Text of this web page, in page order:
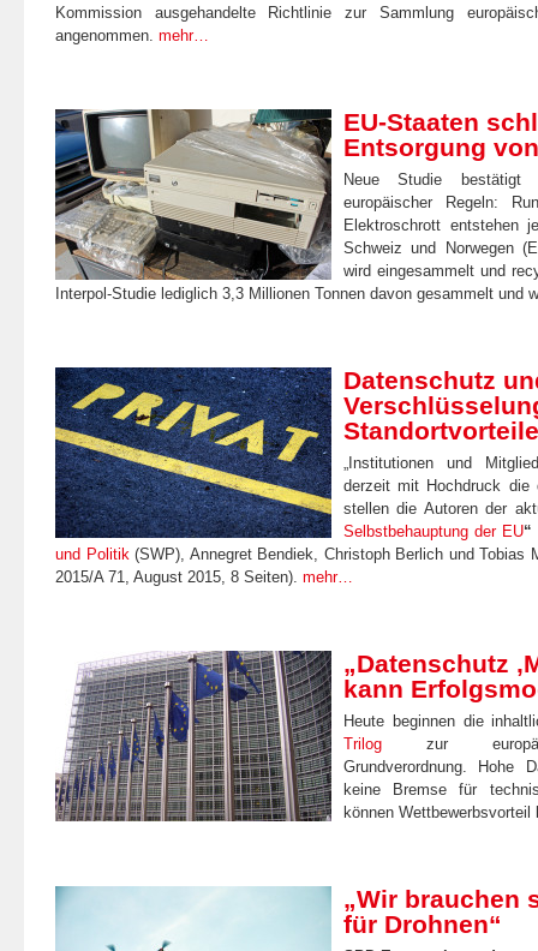
Kommission ausgehandelte Richtlinie zur Sammlung
angenommen. mehr…
EU-Staaten
Entsorgung
Neue Studie bestätigt
europäischer Regeln:
Elektroschrott entstehen
Schweiz und Norwegen
wird eingesammelt und
Interpol-Studie lediglich 3,3 Millionen Tonnen davon gesammelt und
Datenschutz
Standortvorteile
„Institutionen und
derzeit mit Hochdruck die
stellen die Autoren der
Selbstbehauptung der EU“
und Politik(SWP), Annegret Bendiek, Christoph Berlich und Tobias
2015/A 71, August 2015, 8 Seiten). mehr…
„Datenschutz
kann
Heute beginnen die
Trilog zur
Grundverordnung. Hohe
keine Bremse für
können
„Wir brauchen
für Drohnen“